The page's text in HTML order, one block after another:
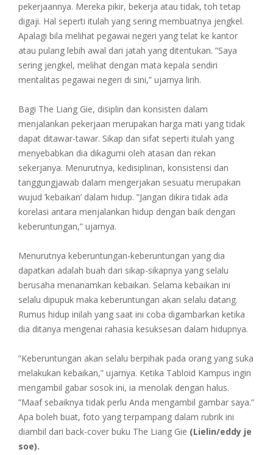
pekerjaannya. Mereka pikir, bekerja atau tidak, toh tetap
digaji. Hal seperti itulah yang sering membuatnya jengkel.
Apalagi bila melihat pegawai negeri yang telat ke kantor
atau pulang lebih awal dari jatah yang ditentukan. ”Saya
sering jengkel, melihat dengan mata kepala sendiri
mentalitas pegawai negeri di sini,” ujarnya lirih.
Bagi The Liang Gie, disiplin dan konsisten dalam
menjalankan pekerjaan merupakan harga mati yang tidak
dapat ditawar-tawar. Sikap dan sifat seperti itulah yang
menyebabkan dia dikagumi oleh atasan dan rekan
sekerjanya. Menurutnya, kedisiplinan, konsistensi dan
tanggungjawab dalam mengerjakan sesuatu merupakan
wujud ’kebaikan’ dalam hidup. ”Jangan dikira tidak ada
korelasi antara menjalankan hidup dengan baik dengan
keberuntungan,” ujarnya.
Menurutnya keberuntungan-keberuntungan yang dia
dapatkan adalah buah dari sikap-sikapnya yang selalu
berusaha menanamkan kebaikan. Selama kebaikan ini
selalu dipupuk maka keberuntungan akan selalu datang.
Rumus hidup inilah yang saat ini coba digambarkan ketika
dia ditanya mengenai rahasia kesuksesan dalam hidupnya.
”Keberuntungan akan selalu berpihak pada orang yang suka
melakukan kebaikan,” ujarnya. Ketika Tabloid Kampus ingin
mengambil gabar sosok ini, ia menolak dengan halus.
”Maaf sebaiknya tidak perlu Anda mengambil gambar saya.”
Apa boleh buat, foto yang terpampang dalam rubrik ini
diambil dari back-cover buku The Liang Gie (Lielin/eddy je
soe).